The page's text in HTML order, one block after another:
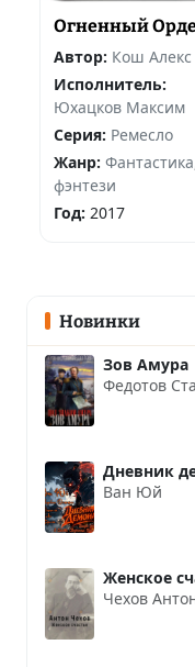
Огненный
Автор: Кош Алекс
Исполнитель:
Юхацков Максим
Серия: Ремесло
Жанр:
фэнтези
Год: 2017
Новинки
Зов Амура
Федотов
Дневник
Ван Юй
Женское
Чехов